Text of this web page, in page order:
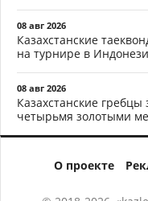
08 авг 2026
Казахстанские
на турнире в
08 авг 2026
Казахстанские
четырьмя золотыми
О проекте